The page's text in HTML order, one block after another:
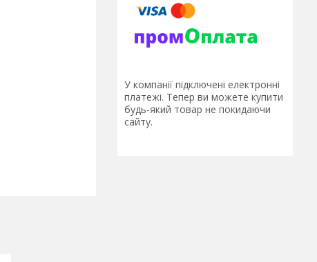
У компанії підключені електронні
платежі. Тепер ви можете купити
будь-який товар не покидаючи
сайту.